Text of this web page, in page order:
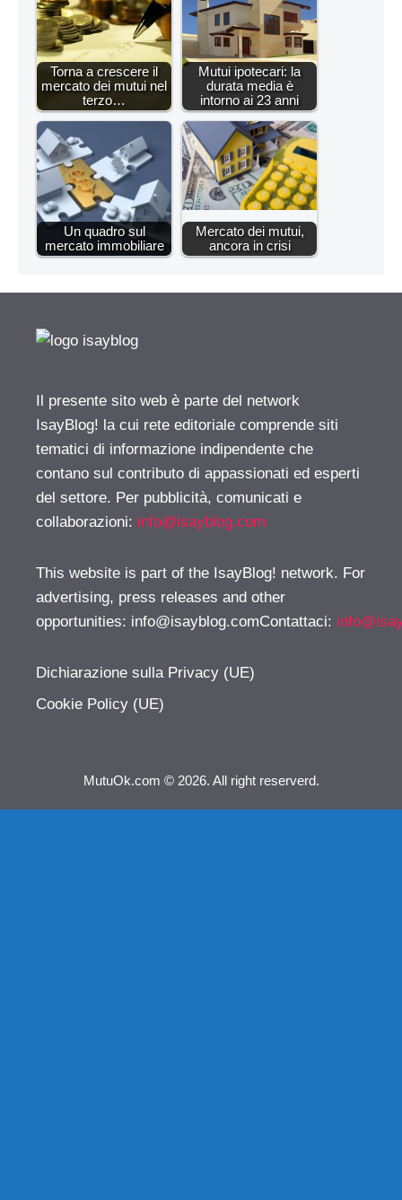
Torna a crescere il
mercato dei mutui nel
terzo…
Mutui ipotecari: la
durata media è
intorno ai 23 anni
Un quadro sul
mercato immobiliare
Mercato dei mutui,
ancora in crisi
Il presente sito web è parte del network
IsayBlog! la cui rete editoriale comprende siti
tematici di informazione indipendente che
contano sul contributo di appassionati ed esperti
del settore. Per pubblicità, comunicati e
collaborazioni: info@isayblog.com
This website is part of the IsayBlog! network. For
advertising, press releases and other
opportunities: info@isayblog.comContattaci:
Dichiarazione sulla Privacy (UE)
Cookie Policy (UE)
MutuOk.com © 2026. All right reserverd.